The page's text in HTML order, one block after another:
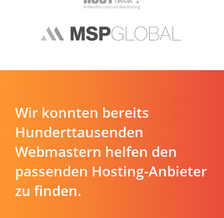
Wir konnten bereits
Hunderttausenden
Webmastern helfen den
passenden Hosting-Anbieter
zu finden.